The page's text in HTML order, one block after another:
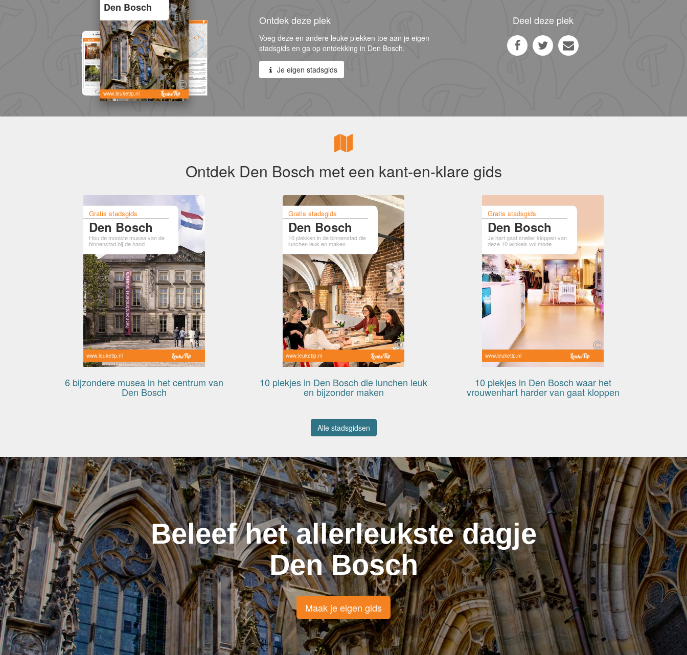
Den Bosch
www.leuketip.nl
Ontdek deze plek
Voeg deze en andere leuke plekken toe aan je eigen
stadsgids en ga op ontdekking in Den Bosch.
Je eigen stadsgids
Deel deze plek
Ontdek Den Bosch met een kant-en-klare gids
Gratis stadsgids
Den Bosch
Hou de mooiste musea van de
binnenstad bij de hand
www.leuketip.nl
6 bijzondere musea in het centrum van
Den Bosch
Gratis stadsgids
Den Bosch
10 plekken in de binnenstad die
lunchen leuk en maken
www.leuketip.nl
10 plekjes in Den Bosch die lunchen leuk
en bijzonder maken
Gratis stadsgids
Den Bosch
Je hart gaat sneller kloppen van
deze 10 winkels vol mode
www.leuketip.nl
10 plekjes in Den Bosch waar het
vrouwenhart harder van gaat kloppen
Alle stadsgidsen
Beleef het allerleukste dagje
Den Bosch
Maak je eigen gids